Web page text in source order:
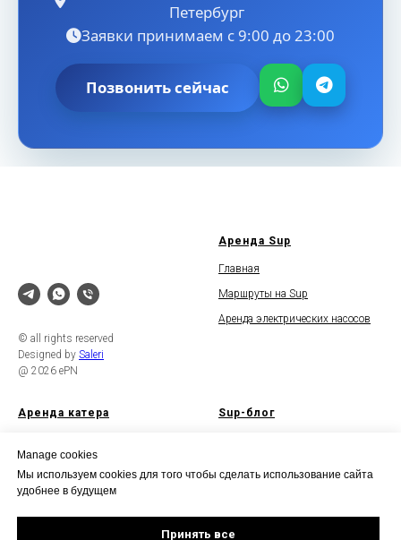
Петербург
Заявки принимаем с 9:00 до 23:00
Позвонить сейчас
© all rights reserved
Designed by Saleri
@ 2026 ePN
Аренда Sup
Главная
Маршруты на Sup
Аренда электрических насосов
Аренда катера
Погода
Sup-блог
Про Sup плавники
Manage cookies
Мы используем cookies для того чтобы сделать использование сайта
удобнее в будущем
Принять все